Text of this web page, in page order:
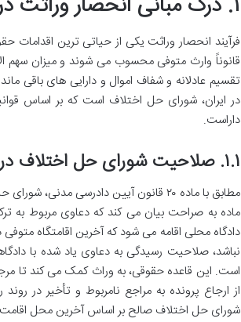
فرآیند انحصار وراثت یکی از حیاتی ترین
قانوناً وارث متوفی محسوب می شوند و میزان
تقسیم عادلانه و شفاف اموال و دارایی های باقی
در ایران، شورای حل اختلاف است که بر اساس
داراست.
۱.۱. صلاحیت شورای حل اختلاف در امور انحصار وراثت
مطابق با ماده ۲۰ قانون آیین دادرسی
ماده به صراحت بیان می کند که دعاوی مربوط به
دادگاه محلی اقامه می شود که آخرین اقامتگاه
نباشد، صلاحیت رسیدگی به دعاوی یاد شده با
است. این قاعده حقوقی، به وراث کمک می کند تا
از ارجاع پرونده به مراجع نامربوط و تأخیر در روند
شورای حل اختلاف صالح بر اساس آخرین محل